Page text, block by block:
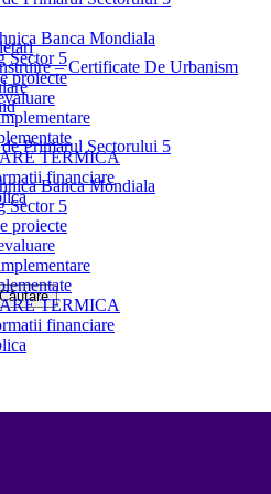
Banca Mondiala
Sector 5
proiecte
TERMICA
financiare
– Certificate De Urbanism
Primarul Sectorului 5
Banca Mondiala
Sector 5
proiecte
TERMICA
financiare